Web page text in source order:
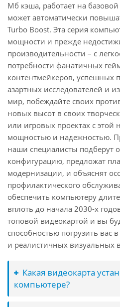
Мб кэша, работает на базовой
может автоматически
Turbo Boost. Эта серия
мощности и прежде
производительности – с
потребности фанатичных
контентмейкеров, успешных
азартных исследователей и
мир, побеждайте своих
новых высот в своих
или игровых проектах с этой
мощностью и надежностью.
наши специалисты подберут
конфигурацию, предложат
модернизации, и объяснят
профилактического
обеспечить компьютеру
вплоть до начала 2030-х
топовой видеокартой и вы
способностью погрузить
и реалистичных визуальных
Какая видеокарта
компьютере?